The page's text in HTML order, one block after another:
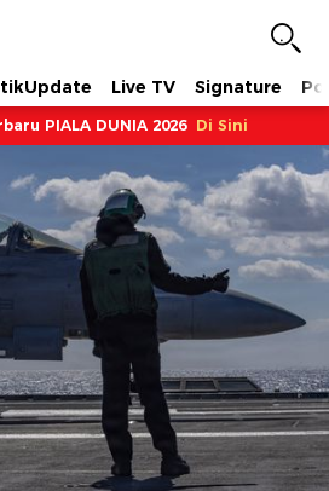
Live TV Signature
PIALA DUNIA 2026 Di Sini